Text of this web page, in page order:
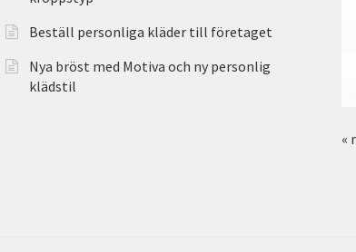
Beställ personliga kläder till företaget
Nya bröst med Motiva och ny personlig
klädstil
«